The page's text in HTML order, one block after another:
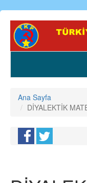
Ana
içeriğe
Ana Sayfa
DİYALEKTİK